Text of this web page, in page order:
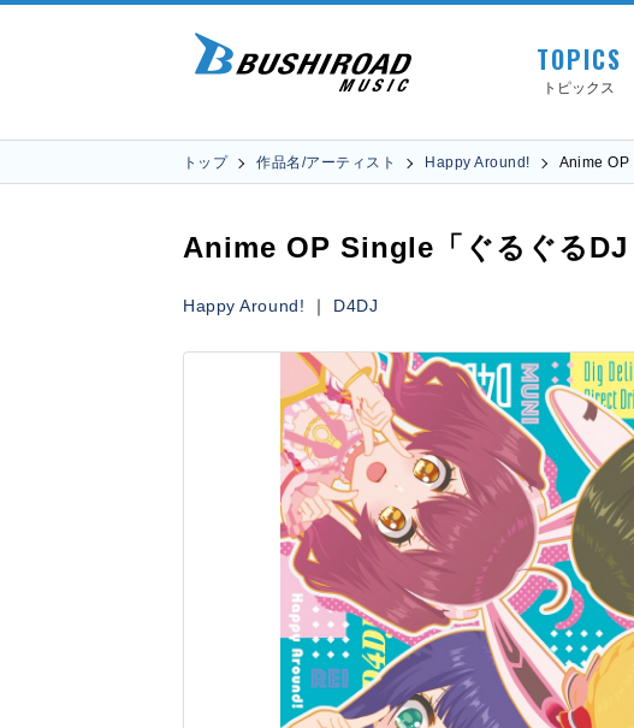
TOPICS
トピックス
トップ 作品名/アーティスト Happy Around! Anime
Anime OP Single「ぐるぐるDJ
Happy Around! ｜ D4DJ